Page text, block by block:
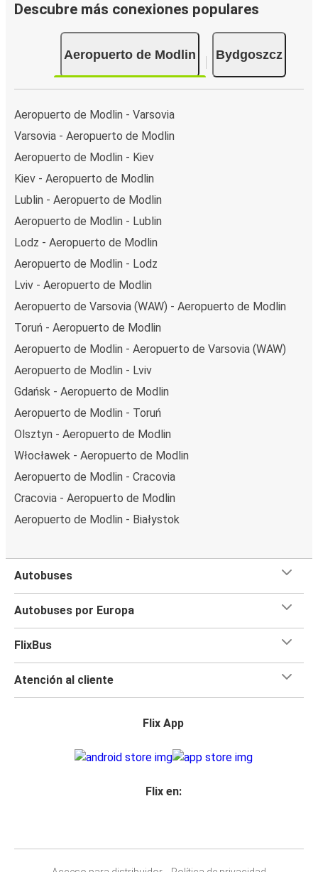
Descubre más conexiones populares
Aeropuerto de Modlin Bydgoszcz
Aeropuerto de Modlin - Varsovia
Varsovia - Aeropuerto de Modlin
Aeropuerto de Modlin - Kiev
Kiev - Aeropuerto de Modlin
Lublin - Aeropuerto de Modlin
Aeropuerto de Modlin - Lublin
Lodz - Aeropuerto de Modlin
Aeropuerto de Modlin - Lodz
Lviv - Aeropuerto de Modlin
Aeropuerto de Varsovia (WAW) - Aeropuerto de Modlin
Toruń - Aeropuerto de Modlin
Aeropuerto de Modlin - Aeropuerto de Varsovia (WAW)
Aeropuerto de Modlin - Lviv
Gdańsk - Aeropuerto de Modlin
Aeropuerto de Modlin - Toruń
Olsztyn - Aeropuerto de Modlin
Włocławek - Aeropuerto de Modlin
Aeropuerto de Modlin - Cracovia
Cracovia - Aeropuerto de Modlin
Aeropuerto de Modlin - Białystok
Autobuses
Autobuses por Europa
FlixBus
Atención al cliente
Flix App
Flix en: